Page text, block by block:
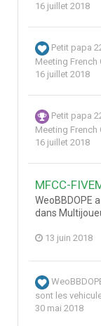
16 juillet 2018
Petit papa
Meeting French
16 juillet 2018
Petit papa
Meeting French
16 juillet 2018
MFCC-
WeoBBDOPE
dans
13 juin 2018
sont les
30 mai 2018